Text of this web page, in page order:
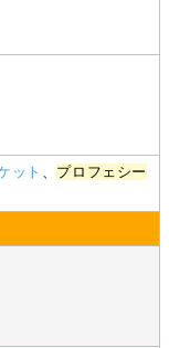
ット
プロフェシー